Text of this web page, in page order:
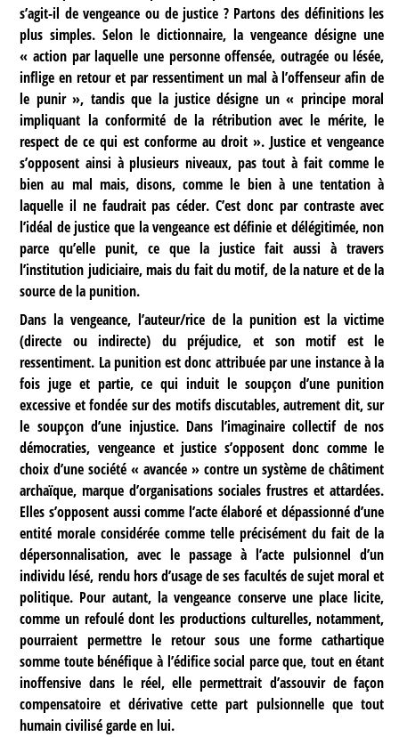
s’agit-il de vengeance ou de justice ? Partons des définitions les
plus simples. Selon le dictionnaire, la vengeance désigne une
« action par laquelle une personne offensée, outragée ou lésée,
inflige en retour et par ressentiment un mal à l’offenseur afin de
le punir », tandis que la justice désigne un « principe moral
impliquant la conformité de la rétribution avec le mérite, le
respect de ce qui est conforme au droit ». Justice et vengeance
s’opposent ainsi à plusieurs niveaux, pas tout à fait comme le
bien au mal mais, disons, comme le bien à une tentation à
laquelle il ne faudrait pas céder. C’est donc par contraste avec
l’idéal de justice que la vengeance est définie et délégitimée, non
parce qu’elle punit, ce que la justice fait aussi à travers
l’institution judiciaire, mais du fait du motif, de la nature et de la
source de la punition.
Dans la vengeance, l’auteur/rice de la punition est la victime
(directe ou indirecte) du préjudice, et son motif est le
ressentiment. La punition est donc attribuée par une instance à la
fois juge et partie, ce qui induit le soupçon d’une punition
excessive et fondée sur des motifs discutables, autrement dit, sur
le soupçon d’une injustice. Dans l’imaginaire collectif de nos
démocraties, vengeance et justice s’opposent donc comme le
choix d’une société « avancée » contre un système de châtiment
archaïque, marque d’organisations sociales frustres et attardées.
Elles s’opposent aussi comme l’acte élaboré et dépassionné d’une
entité morale considérée comme telle précisément du fait de la
dépersonnalisation, avec le passage à l’acte pulsionnel d’un
individu lésé, rendu hors d’usage de ses facultés de sujet moral et
politique. Pour autant, la vengeance conserve une place licite,
comme un refoulé dont les productions culturelles, notamment,
pourraient permettre le retour sous une forme cathartique
somme toute bénéfique à l’édifice social parce que, tout en étant
inoffensive dans le réel, elle permettrait d’assouvir de façon
compensatoire et dérivative cette part pulsionnelle que tout
humain civilisé garde en lui.